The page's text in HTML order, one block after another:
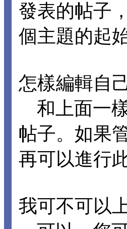
發表的帖子
個主題的起
怎樣編輯自
和上面一
帖子。如果
再可以進行
我可不可以